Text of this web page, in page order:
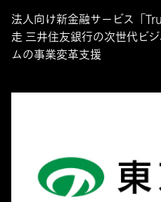
法人向け新金融サービス「
走 三井住友銀行の次世代ビ
ムの事業変革支援